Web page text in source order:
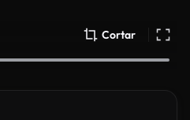
Cortar